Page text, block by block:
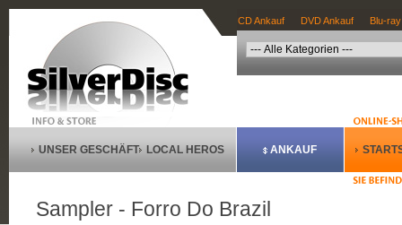
CD Ankauf DVD Ankauf Blu-
UNSER GESCHÄFT LOCAL HEROS ANKAUF
Sampler - Forro Do Brazil